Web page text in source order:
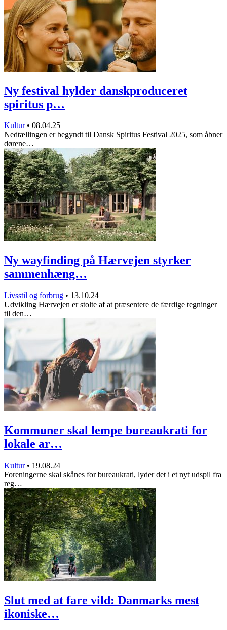
Ny festival hylder danskproduceret
spiritus p…
Kultur • 08.04.25
Nedtællingen er begyndt til Dansk Spiritus Festival 2025, som åbner
dørene…
Ny wayfinding på Hærvejen styrker
sammenhæng…
Livsstil og forbrug • 13.10.24
Udvikling Hærvejen er stolte af at præsentere de færdige tegninger
til den…
Kommuner skal lempe bureaukrati for
lokale ar…
Kultur • 19.08.24
Foreningerne skal skånes for bureaukrati, lyder det i et nyt udspil fra
reg…
Slut med at fare vild: Danmarks mest
ikoniske…